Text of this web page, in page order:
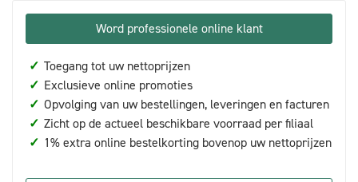
Word professionele online klant
✓ Toegang tot uw nettoprijzen
✓ Exclusieve online promoties
✓ Opvolging van uw bestellingen, leveringen en facturen
✓ Zicht op de actueel beschikbare voorraad per filiaal
✓ 1% extra online bestelkorting bovenop uw nettoprijzen